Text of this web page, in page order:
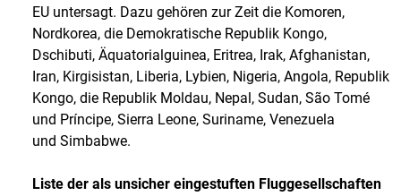
EU untersagt. Dazu gehören zur Zeit die Komoren,
Nordkorea, die Demokratische Republik Kongo,
Dschibuti, Äquatorialguinea, Eritrea, Irak, Afghanistan,
Iran, Kirgisistan, Liberia, Lybien, Nigeria, Angola, Republik
Kongo, die Republik Moldau, Nepal, Sudan, São Tomé
und Príncipe, Sierra Leone, Suriname, Venezuela
und Simbabwe.
Liste der als unsicher eingestuften Fluggesellschaften